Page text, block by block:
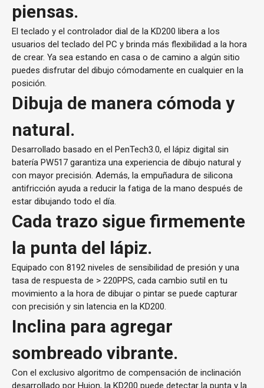
piensas.
El teclado y el controlador dial de la KD200 libera a los
usuarios del teclado del PC y brinda más flexibilidad a la hora
de crear. Ya sea estando en casa o de camino a algún sitio
puedes disfrutar del dibujo cómodamente en cualquier en la
posición.
Dibuja de manera cómoda y
natural.
Desarrollado basado en el PenTech3.0, el lápiz digital sin
batería PW517 garantiza una experiencia de dibujo natural y
con mayor precisión. Además, la empuñadura de silicona
antifricción ayuda a reducir la fatiga de la mano después de
estar dibujando todo el día.
Cada trazo sigue firmemente
la punta del lápiz.
Equipado con 8192 niveles de sensibilidad de presión y una
tasa de respuesta de > 220PPS, cada cambio sutil en tu
movimiento a la hora de dibujar o pintar se puede capturar
con precisión y sin latencia en la KD200.
Inclina para agregar
sombreado vibrante.
Con el exclusivo algoritmo de compensación de inclinación
desarrollado por Huion, la KD200 puede detectar la punta y la